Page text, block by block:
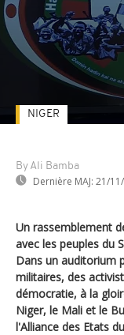
By Ali Bamba
Dernière MAJ: 21/
NIGER
Un rassemblement
avec les peuples du
Dans un auditorium
militaires, des
démocratie, à la
Niger, le Mali et le
l'Alliance des Etats